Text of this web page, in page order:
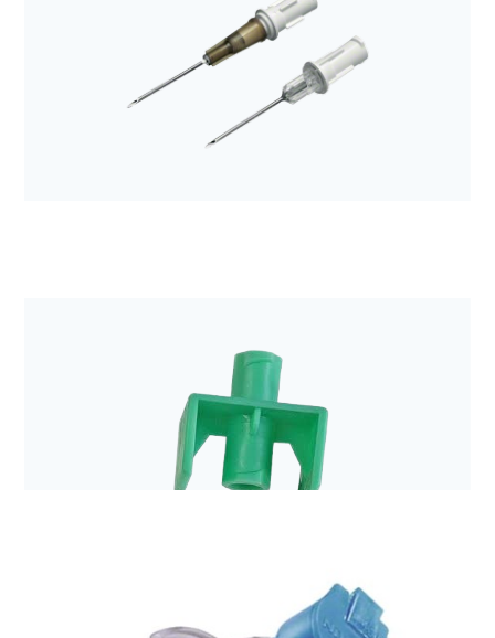
Bezpieczna linia naczyniowa
Igła do pobierania leków z filtrem Sterifix